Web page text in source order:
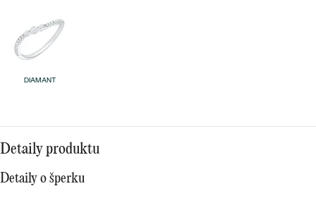
SYMBOLICKÉ
MINIMALISTICKÉ
PODĽA FARBY
PODĽA TVARU DRAHOKAMU
Najpredávanejšie
náušnice
Najpredávanejšie
DIAMANT
Detaily produktu
Detaily o šperku